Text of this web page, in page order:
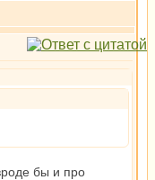
бы и про